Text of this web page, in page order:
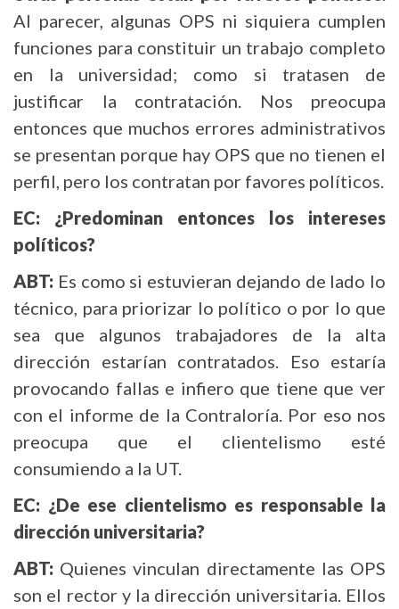
Al parecer, algunas OPS ni siquiera cumplen
funciones para constituir un trabajo completo
en la universidad; como si tratasen de
justificar la contratación. Nos preocupa
entonces que muchos errores administrativos
se presentan porque hay OPS que no tienen el
perfil, pero los contratan por favores políticos.
EC: ¿Predominan entonces los intereses
políticos?
ABT: Es como si estuvieran dejando de lado lo
técnico, para priorizar lo político o por lo que
sea que algunos trabajadores de la alta
dirección estarían contratados. Eso estaría
provocando fallas e infiero que tiene que ver
con el informe de la Contraloría. Por eso nos
preocupa que el clientelismo esté
consumiendo a la UT.
EC: ¿De ese clientelismo es responsable la
dirección universitaria?
ABT: Quienes vinculan directamente las OPS
son el rector y la dirección universitaria. Ellos